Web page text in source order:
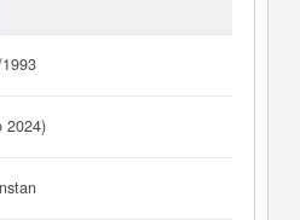
2024)